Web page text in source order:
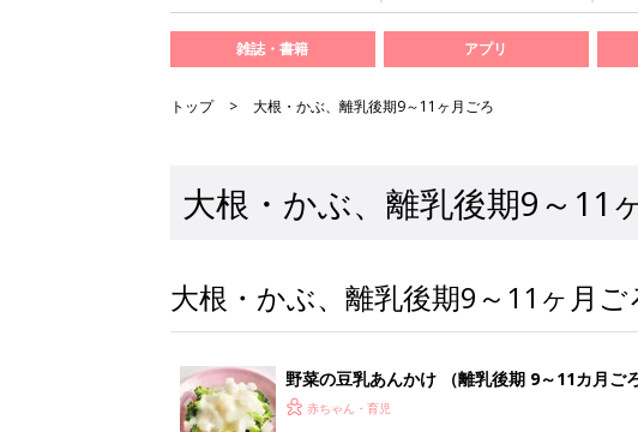
雑誌・書籍 アプリ
トップ 大根・かぶ、離乳後期9～11ヶ月ごろ
大根・かぶ、離乳後期9～11
大根・かぶ、離乳後期9～11ヶ月
野菜の豆乳あんかけ （離乳後期 9～11カ月ごろ
赤ちゃん・育児